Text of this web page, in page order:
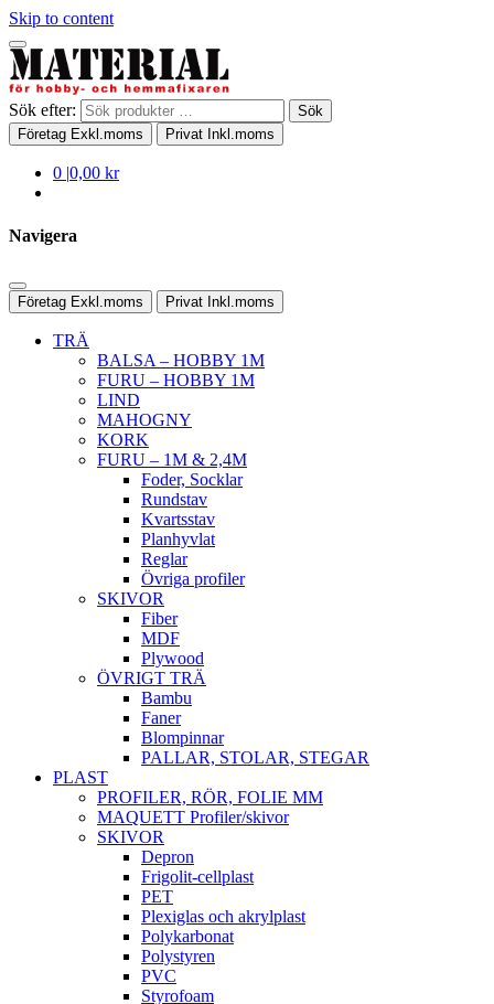
Skip to content
Sök efter:
Sök
Företag Exkl.moms Privat Inkl.moms
0 |0,00 kr
Navigera
Företag Exkl.moms Privat Inkl.moms
TRÄ
BALSA – HOBBY 1M
FURU – HOBBY 1M
LIND
MAHOGNY
KORK
FURU – 1M & 2,4M
Foder, Socklar
Rundstav
Kvartsstav
Planhyvlat
Reglar
Övriga profiler
SKIVOR
Fiber
MDF
Plywood
ÖVRIGT TRÄ
Bambu
Faner
Blompinnar
PALLAR, STOLAR, STEGAR
PLAST
PROFILER, RÖR, FOLIE MM
MAQUETT Profiler/skivor
SKIVOR
Depron
Frigolit-cellplast
PET
Plexiglas och akrylplast
Polykarbonat
Polystyren
PVC
Styrofoam